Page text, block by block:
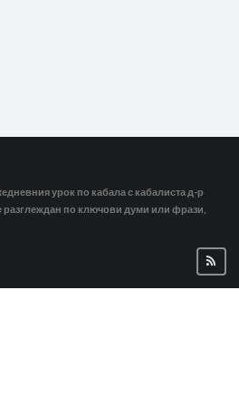
урок по кабала с кабалиста д-р
по ключови думи или фрази,